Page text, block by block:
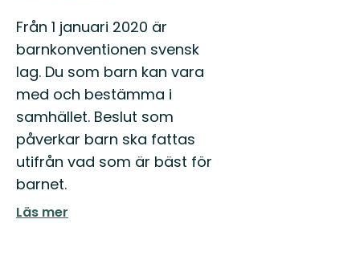
Från 1 januari 2020 är
barnkonventionen svensk
lag. Du som barn kan vara
med och bestämma i
samhället. Beslut som
påverkar barn ska fattas
utifrån vad som är bäst för
barnet.
Läs mer